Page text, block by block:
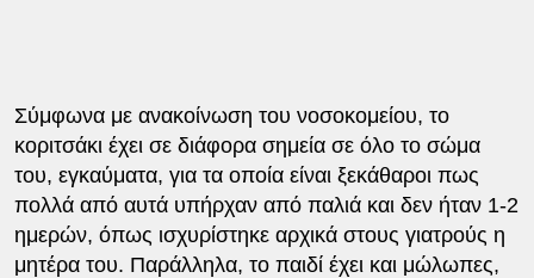
Σύμφωνα με ανακοίνωση του νοσοκομείου, το
κοριτσάκι έχει σε διάφορα σημεία σε όλο το σώμα
του, εγκαύματα, για τα οποία είναι ξεκάθαροι πως
πολλά από αυτά υπήρχαν από παλιά και δεν ήταν 1-2
ημερών, όπως ισχυρίστηκε αρχικά στους γιατρούς η
μητέρα του. Παράλληλα, το παιδί έχει και μώλωπες,